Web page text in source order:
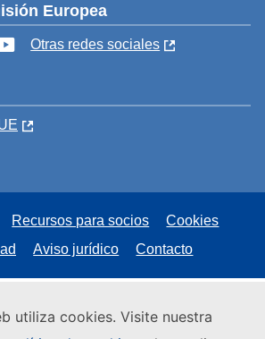
utiliza cookies. Visite nuestra
Europea
YouTube
Otras redes sociales
Recursos para socios
Cookies
Aviso jurídico Contacto